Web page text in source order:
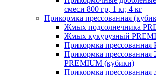
смеси 800 гр, 1 кг, 4 кг
Прикормка прессованная
Жмых подсолнечника
Жмых кукурузный
Прикормка
Прикормка прессованная
PREMIUM (кубики)
Прикормка прессованная